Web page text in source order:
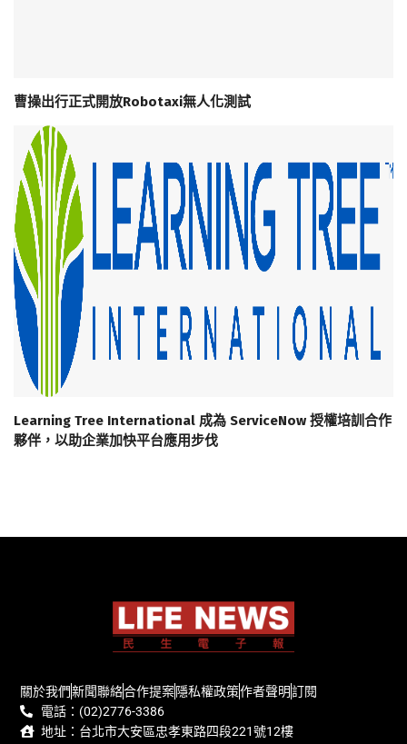
曹操出行正式開放Robotaxi無人化測試
Learning Tree International 成為 ServiceNow 授權培訓合作
夥伴，以助企業加快平台應用步伐
關於我們新聞聯絡合作提案隱私權政策作者聲明訂閱
電話：(02)2776-3386
地址：台北市大安區忠孝東路四段221號12樓